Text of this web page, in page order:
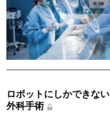
ロボットにしかできない
外科手術